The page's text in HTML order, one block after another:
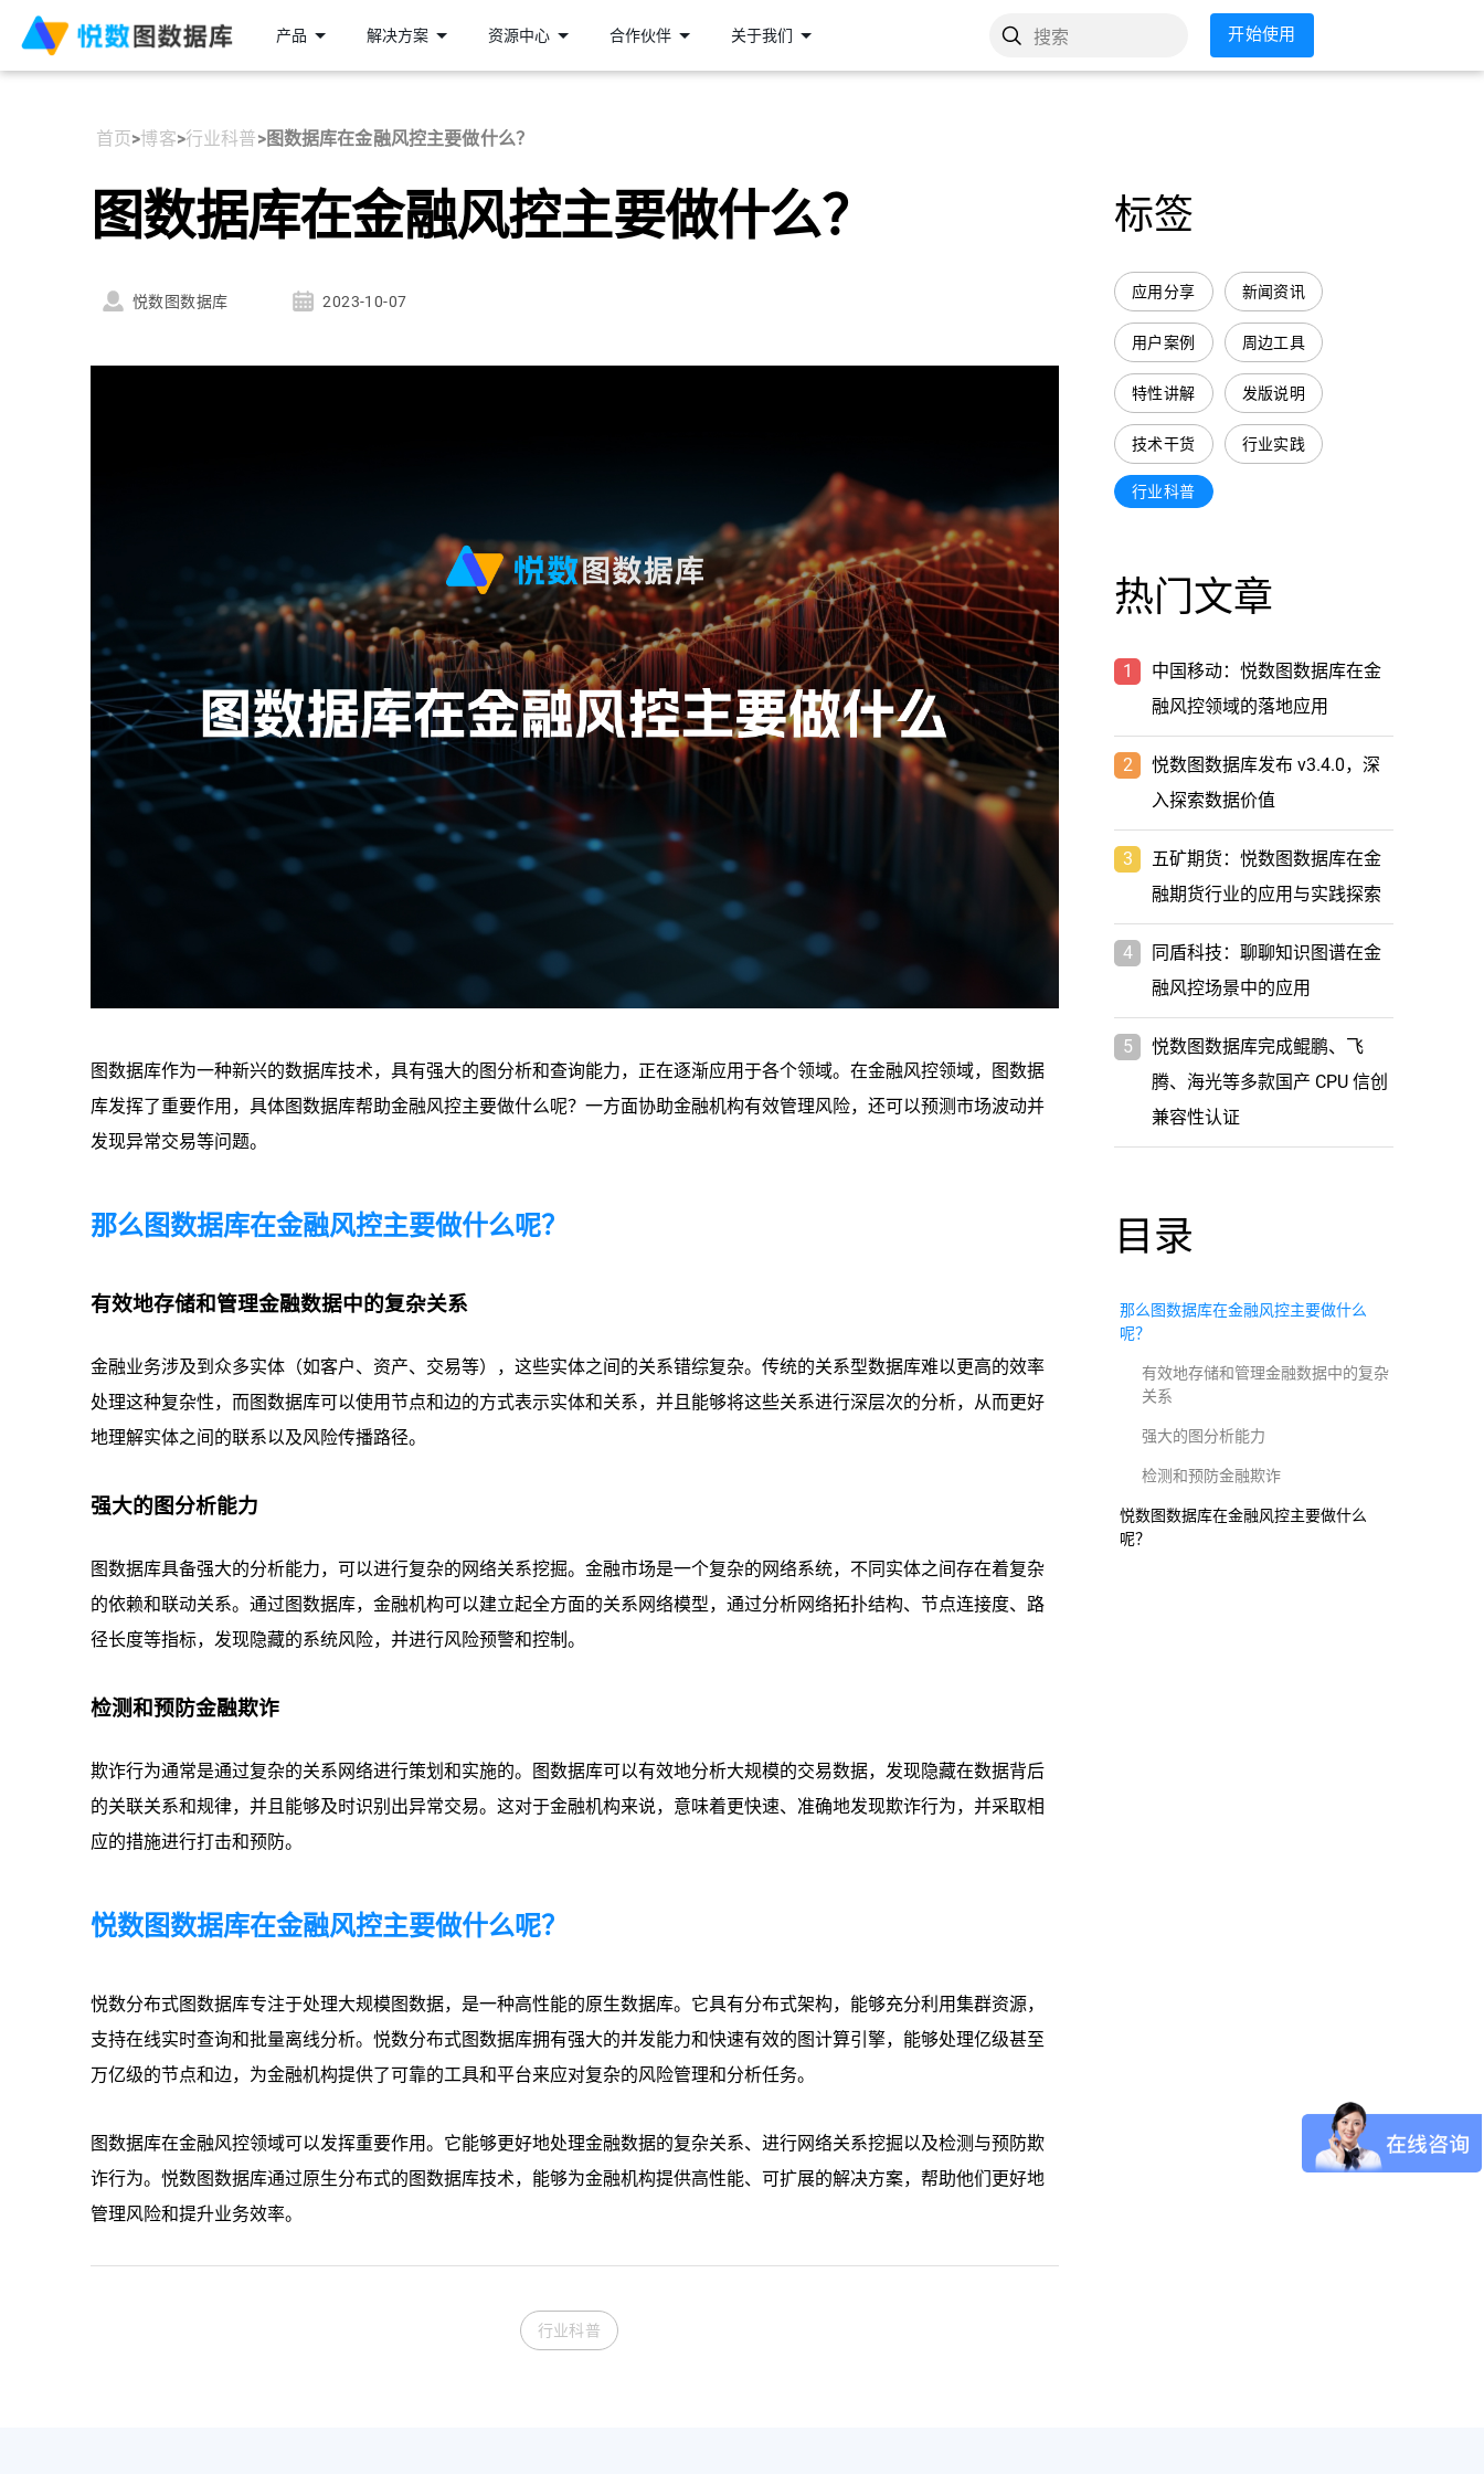
产品 解决方案 资源中心 合作伙伴 关于我们 搜索 开始使用
首页>博客>行业科普>图数据库在金融风控主要做什么？
图数据库在金融风控主要做什么？
悦数图数据库 2023-10-07
图数据库作为一种新兴的数据库技术，具有强大的图分析和查询能力，正在逐渐应用于各个领域。在金融风控领域，图数据
库发挥了重要作用，具体图数据库帮助金融风控主要做什么呢？一方面协助金融机构有效管理风险，还可以预测市场波动并
发现异常交易等问题。
那么图数据库在金融风控主要做什么呢？
有效地存储和管理金融数据中的复杂关系
金融业务涉及到众多实体（如客户、资产、交易等），这些实体之间的关系错综复杂。传统的关系型数据库难以更高的效率
处理这种复杂性，而图数据库可以使用节点和边的方式表示实体和关系，并且能够将这些关系进行深层次的分析，从而更好
地理解实体之间的联系以及风险传播路径。
强大的图分析能力
图数据库具备强大的分析能力，可以进行复杂的网络关系挖掘。金融市场是一个复杂的网络系统，不同实体之间存在着复杂
的依赖和联动关系。通过图数据库，金融机构可以建立起全方面的关系网络模型，通过分析网络拓扑结构、节点连接度、路
径长度等指标，发现隐藏的系统风险，并进行风险预警和控制。
检测和预防金融欺诈
欺诈行为通常是通过复杂的关系网络进行策划和实施的。图数据库可以有效地分析大规模的交易数据，发现隐藏在数据背后
的关联关系和规律，并且能够及时识别出异常交易。这对于金融机构来说，意味着更快速、准确地发现欺诈行为，并采取相
应的措施进行打击和预防。
悦数图数据库在金融风控主要做什么呢？
悦数分布式图数据库专注于处理大规模图数据，是一种高性能的原生数据库。它具有分布式架构，能够充分利用集群资源，
支持在线实时查询和批量离线分析。悦数分布式图数据库拥有强大的并发能力和快速有效的图计算引擎，能够处理亿级甚至
万亿级的节点和边，为金融机构提供了可靠的工具和平台来应对复杂的风险管理和分析任务。
图数据库在金融风控领域可以发挥重要作用。它能够更好地处理金融数据的复杂关系、进行网络关系挖掘以及检测与预防欺
诈行为。悦数图数据库通过原生分布式的图数据库技术，能够为金融机构提供高性能、可扩展的解决方案，帮助他们更好地
管理风险和提升业务效率。
行业科普
标签
应用分享 新闻资讯
用户案例 周边工具
特性讲解 发版说明
技术干货 行业实践
行业科普
热门文章
1
中国移动：悦数图数据库在金
融风控领域的落地应用
2
悦数图数据库发布 v3.4.0，深
入探索数据价值
3
五矿期货：悦数图数据库在金
融期货行业的应用与实践探索
4
同盾科技：聊聊知识图谱在金
融风控场景中的应用
5
悦数图数据库完成鲲鹏、飞
腾、海光等多款国产 CPU 信创
兼容性认证
目录
那么图数据库在金融风控主要做什么
呢？
有效地存储和管理金融数据中的复杂
关系
强大的图分析能力
检测和预防金融欺诈
悦数图数据库在金融风控主要做什么
呢？